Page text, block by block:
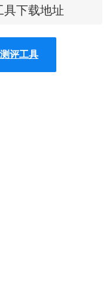
安装.crx扩展名的离线
具下载地址
评工具